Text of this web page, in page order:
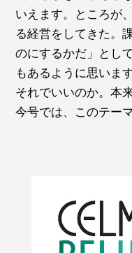
いえます。ところが
る経営をしてきた。
のにするかだ」とし
もあるように思います
それでいいのか。本
今号では、このテー